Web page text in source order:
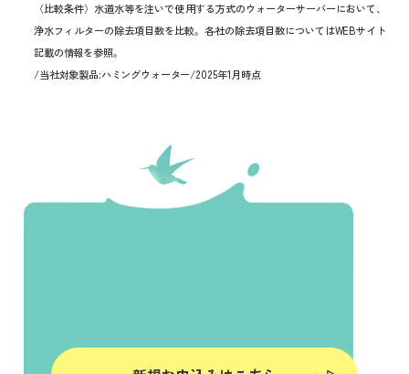
〈比較条件〉水道水等を注いで使用する方式のウォーターサーバーにおいて、
浄水フィルターの除去項目数を比較。各社の除去項目数についてはWEBサイト
記載の情報を参照。
/当社対象製品:ハミングウォーター/2025年1月時点